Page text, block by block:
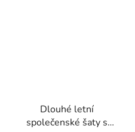
Dlouhé letní
společenské šaty s